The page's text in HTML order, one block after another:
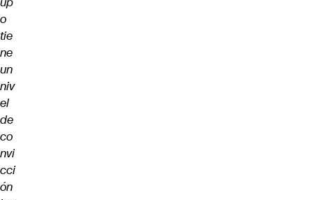
o
tie
ne
un
niv
el
de
co
nvi
cci
ón